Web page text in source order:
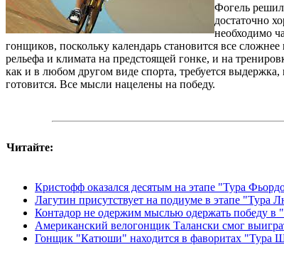
Фогель
достаточно
необходимо
гонщиков, поскольку календарь становится все
рельефа и климата на предстоящей гонке, и на
как и в любом другом виде спорта, требуется
готовится. Все мысли нацелены на победу.
Читайте:
Кристофф оказался десятым на этапе "Тура
Лагутин присутствует на подиуме в этапе "Тура
Контадор не одержим мыслью одержать победу
Американский велогонщик Талански смог
Гонщик "Катюши" находится в фаворитах "Тура